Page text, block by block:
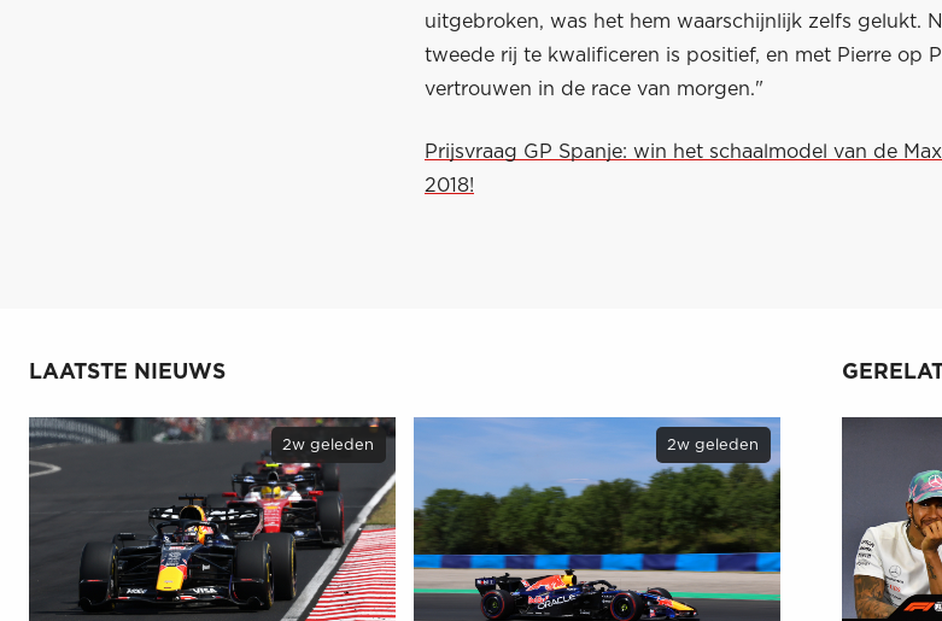
uitgebroken, was het hem waarschijnlijk zelfs gelukt.
tweede rij te kwalificeren is positief, en met Pierre op
vertrouwen in de race van morgen."
Prijsvraag GP Spanje: win het schaalmodel van de
2018!
LAATSTE NIEUWS
2w geleden 2w geleden